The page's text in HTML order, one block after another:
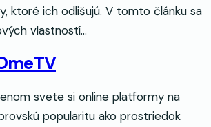
ktoré ich odlišujú. V tomto článku sa
vlastností…
svete si online platformy na
popularitu ako prostriedok